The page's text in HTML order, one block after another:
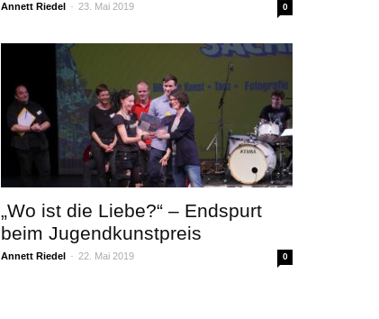
Annett Riedel - 23. Mai 2019 0
„Wo ist die Liebe?“ – Endspurt
beim Jugendkunstpreis
Annett Riedel - 22. Mai 2019 0